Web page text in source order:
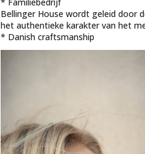
* Familiebedrijf
Bellinger House wordt geleid door
het authentieke karakter van het
* Danish craftsmanship